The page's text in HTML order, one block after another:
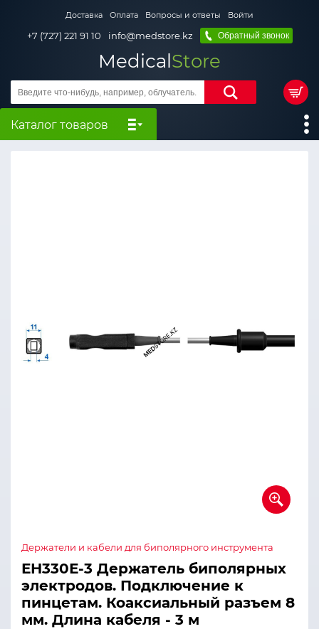
Доставка Оплата Вопросы и ответы Войти
+7 (727) 221 91 10 info@medstore.kz Обратный звонок
MedicalStore
Каталог товаров
Держатели и кабели для биполярного инструмента
ЕН330Е-3 Держатель биполярных
электродов. Подключение к
пинцетам. Коаксиальный разъем 8
мм. Длина кабеля - 3 м